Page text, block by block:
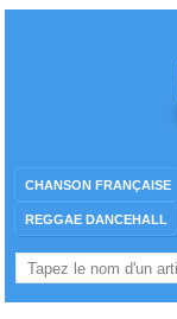
CHANSON FRANÇAISE
REGGAE DANCEHALL